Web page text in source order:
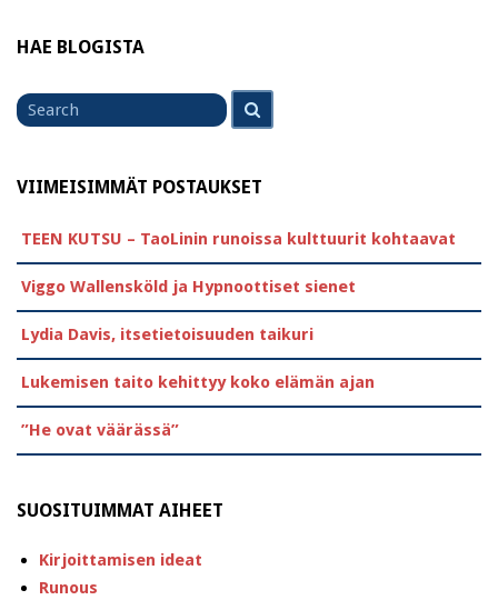
HAE BLOGISTA
Search
for
VIIMEISIMMÄT POSTAUKSET
TEEN KUTSU – TaoLinin runoissa kulttuurit kohtaavat
Viggo Wallensköld ja Hypnoottiset sienet
Lydia Davis, itsetietoisuuden taikuri
Lukemisen taito kehittyy koko elämän ajan
”He ovat väärässä”
SUOSITUIMMAT AIHEET
Kirjoittamisen ideat
Runous